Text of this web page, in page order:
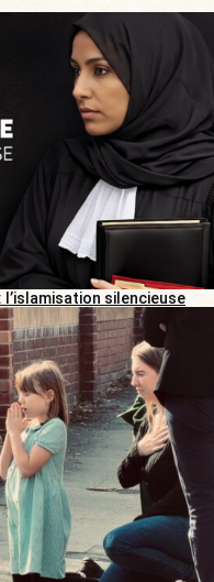
l’islamisation silencieuse